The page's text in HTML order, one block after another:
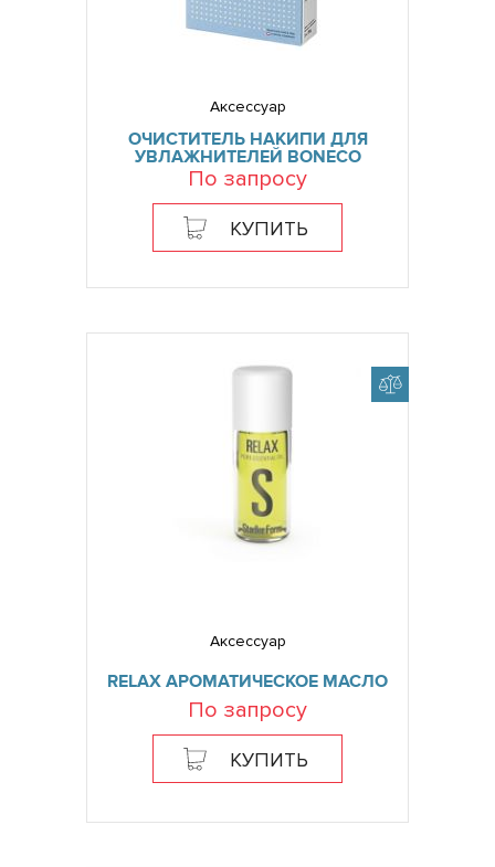
Аксессуар
ОЧИСТИТЕЛЬ НАКИПИ ДЛЯ
УВЛАЖНИТЕЛЕЙ BONECO
По запросу
КУПИТЬ
Аксессуар
RELAX АРОМАТИЧЕСКОЕ МАСЛО
По запросу
КУПИТЬ